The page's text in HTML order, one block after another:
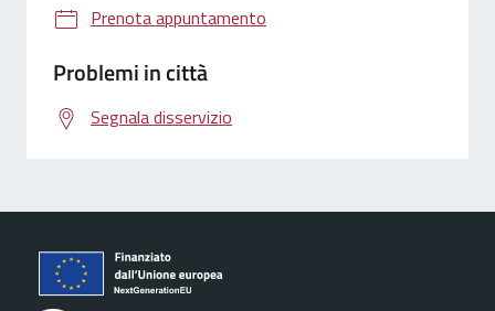
Prenota appuntamento
Problemi in città
Segnala disservizio